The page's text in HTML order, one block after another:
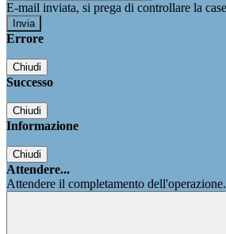
E-mail inviata, si prega di controllare la
Errore
Chiudi
Successo
Chiudi
Informazione
Chiudi
Attendere...
Attendere il completamento